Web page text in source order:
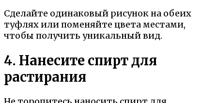
Сделайте одинаковый рисунок на обеих
туфлях или поменяйте цвета местами,
чтобы получить уникальный вид.
4. Нанесите спирт для
растирания